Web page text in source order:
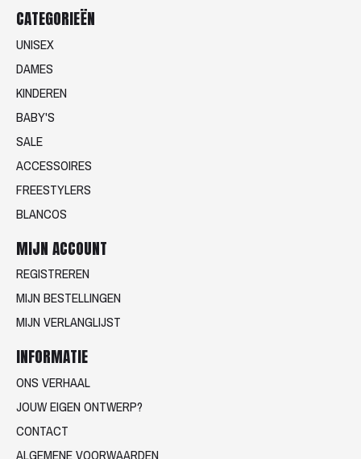
CATEGORIEËN
UNISEX
DAMES
KINDEREN
BABY'S
SALE
ACCESSOIRES
FREESTYLERS
BLANCOS
MIJN ACCOUNT
REGISTREREN
MIJN BESTELLINGEN
MIJN VERLANGLIJST
INFORMATIE
ONS VERHAAL
JOUW EIGEN ONTWERP?
CONTACT
ALGEMENE VOORWAARDEN